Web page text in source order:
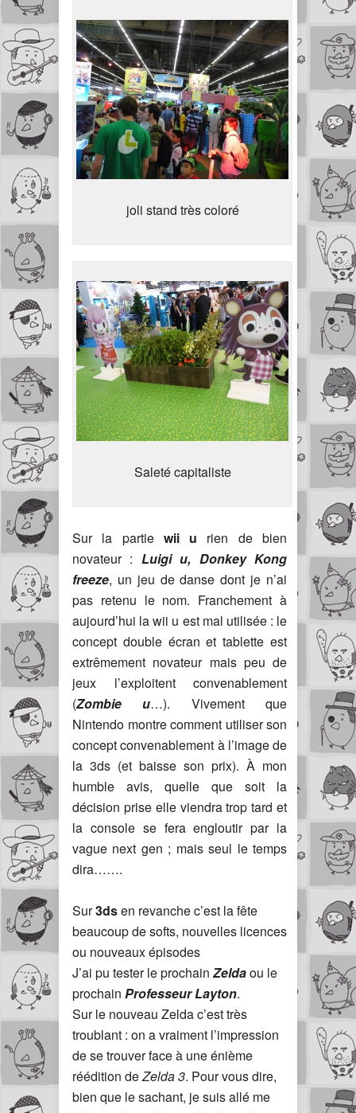
joli stand très coloré
Saleté capitaliste
Sur la partie wii u rien de bien
novateur : Luigi u, Donkey Kong
freeze, un jeu de danse dont je n’ai
pas retenu le nom. Franchement à
aujourd’hui la wii u est mal utilisée : le
concept double écran et tablette est
extrêmement novateur mais peu de
jeux l’exploitent convenablement
(Zombie u…). Vivement que
Nintendo montre comment utiliser son
concept convenablement à l’image de
la 3ds (et baisse son prix). À mon
humble avis, quelle que soit la
décision prise elle viendra trop tard et
la console se fera engloutir par la
vague next gen ; mais seul le temps
dira…….
Sur3dsen revanche c’est la fête
beaucoup de softs, nouvelles licences
ou nouveaux épisodes
J’ai pu tester le prochain Zeldaou le
prochain Professeur Layton.
Sur le nouveau Zelda c’est très
troublant : on a vraiment l’impression
de se trouver face à une énième
réédition deZelda 3. Pour vous dire,
bien que le sachant, je suis allé me